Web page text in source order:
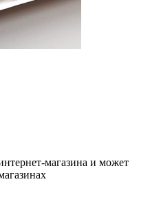
магазина и может